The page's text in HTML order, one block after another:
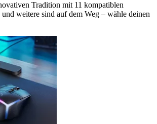
Tradition mit 11 kompatiblen
weitere sind auf dem Weg – wähle deinen